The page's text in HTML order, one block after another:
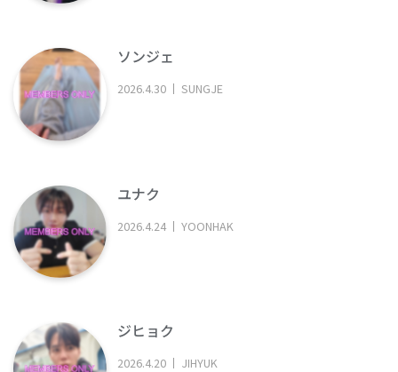
ソンジェ
2026.4.30 SUNGJE
ユナク
2026.4.24 YOONHAK
ジヒョク
2026.4.20 JIHYUK